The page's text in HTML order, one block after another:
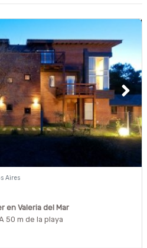
Aires
en Valeria del Mar
50 m de la playa